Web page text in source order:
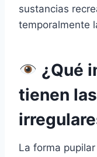
sustancias
temporalmente
¿Qué
tienen
La forma